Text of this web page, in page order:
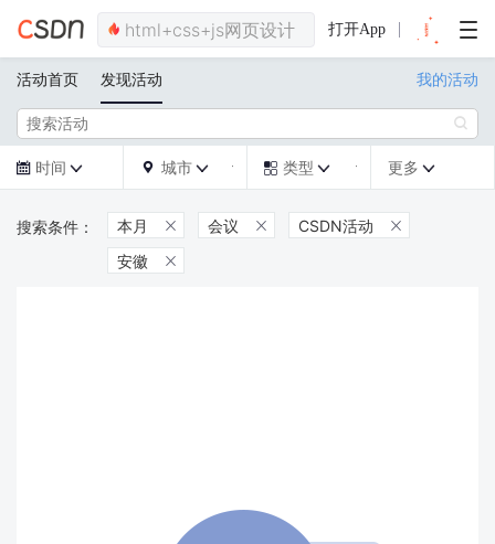
打开App
活动首页 发现活动 我的活动

 时间   城市   类型  更多 
本月  会议  CSDN活动 
安徽 